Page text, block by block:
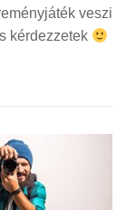
veszi
kérdezzetek